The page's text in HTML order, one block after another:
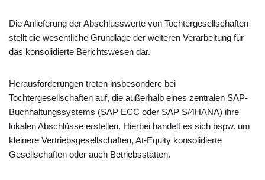
Die Anlieferung der Abschlusswerte von Tochtergesellschaften
stellt die wesentliche Grundlage der weiteren Verarbeitung für
das konsolidierte Berichtswesen dar.
Herausforderungen treten insbesondere bei
Tochtergesellschaften auf, die außerhalb eines zentralen SAP-
Buchhaltungssystems (SAP ECC oder SAP S/4HANA) ihre
lokalen Abschlüsse erstellen. Hierbei handelt es sich bspw. um
kleinere Vertriebsgesellschaften, At-Equity konsolidierte
Gesellschaften oder auch Betriebsstätten.